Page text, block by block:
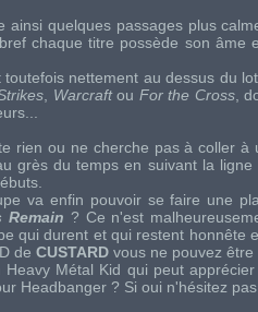
ainsi quelques passages plus
chaque titre possède son âme
toutefois nettement au dessus du
Warcraftou For the Cross,
rien ou ne cherche pas à coller à
grès du temps en suivant la
va enfin pouvoir se faire une
Remain ? Ce n'est
qui durent et qui restent honnête
de CUSTARD vous ne pouvez
Heavy Métal Kid qui peut
Headbanger ? Si oui n'hésitez